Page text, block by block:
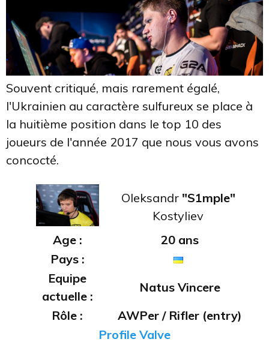
Souvent critiqué, mais rarement égalé,
l'Ukrainien au caractère sulfureux se place à
la huitième position dans le top 10 des
joueurs de l'année 2017 que nous vous avons
concocté.
Oleksandr "S1mple"
Kostyliev
Age :
20 ans
Pays :
Equipe
actuelle :
Natus Vincere
Rôle :
AWPer / Rifler (entry)
Profile Valve